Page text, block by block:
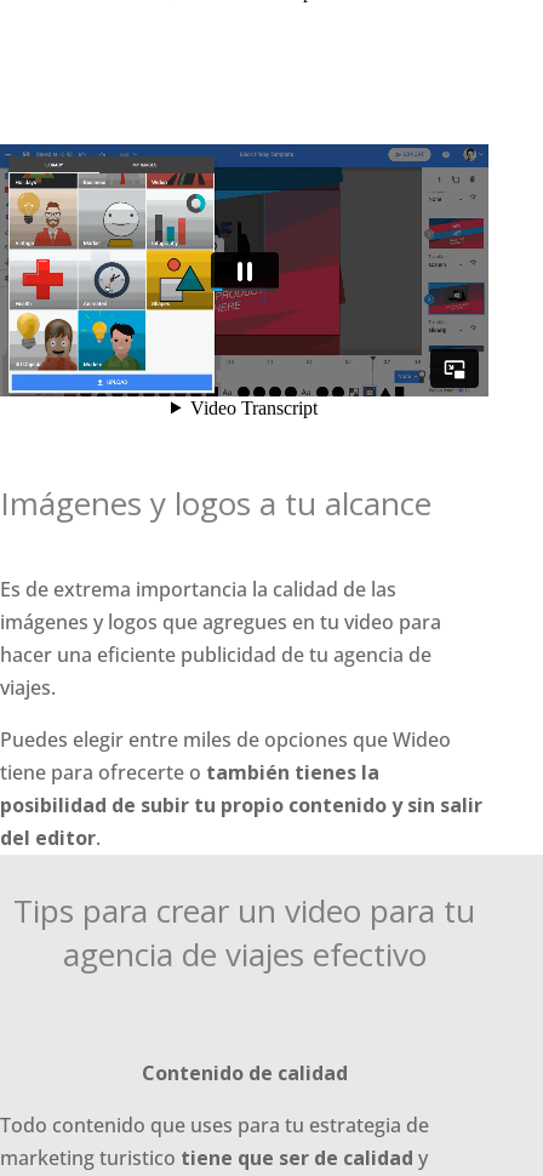
Imágenes y logos a tu alcance
Es de extrema importancia la calidad de las
imágenes y logos que agregues en tu video para
hacer una eficiente publicidad de tu agencia de
viajes.
Puedes elegir entre miles de opciones que Wideo
tiene para ofrecerte o también tienes la
posibilidad de subir tu propio contenido y sin salir
del editor.
Tips para crear un video para tu
agencia de viajes efectivo
Contenido de calidad
Todo contenido que uses para tu estrategia de
marketing turistico tiene que ser de calidad y